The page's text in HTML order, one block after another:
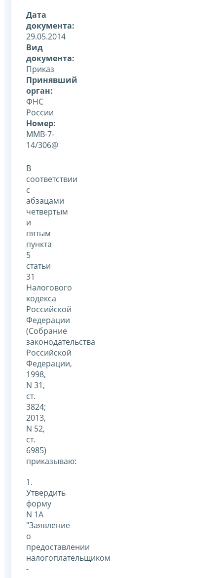
Дата
документа:
29.05.2014
Вид
документа:
Приказ
Принявший
орган:
ФНС
России
Номер:
ММВ-7-
14/306@
В
соответствии
с
абзацами
четвертым
и
пятым
пункта
5
статьи
31
Налогового
кодекса
Российской
Федерации
(Собрание
законодательства
Российской
Федерации,
1998,
N 31,
ст.
3824;
2013,
N 52,
ст.
6985)
приказываю:
1.
Утвердить
форму
N 1А
"Заявление
о
предоставлении
налогоплательщиком
-